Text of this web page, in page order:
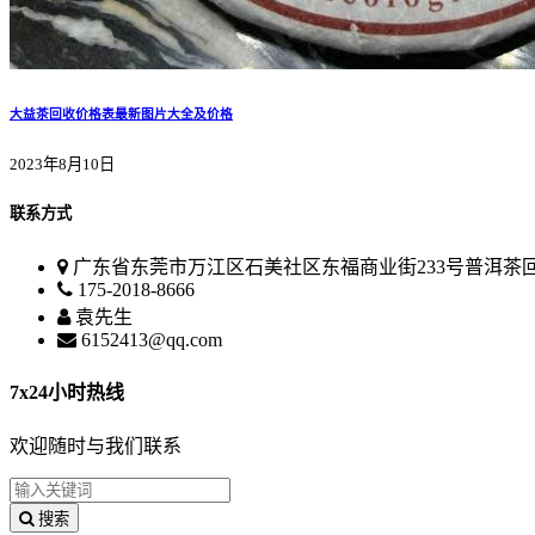
大益茶回收价格表最新图片大全及价格
2023年8月10日
联系方式
广东省东莞市万江区石美社区东福商业街233号普洱茶
175-2018-8666
袁先生
6152413@qq.com
7x24小时热线
欢迎随时与我们联系
搜索